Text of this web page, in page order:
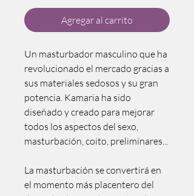
Agregar al carrito
Un masturbador masculino que ha
revolucionado el mercado gracias a
sus materiales sedosos y su gran
potencia. Kamaria ha sido
diseñado y creado para mejorar
todos los aspectos del sexo,
masturbación, coito, preliminares...
La masturbación se convertirá en
el momento más placentero del